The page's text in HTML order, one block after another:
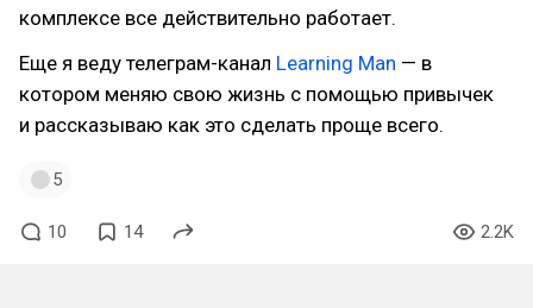
комплексе все действительно работает.
Еще я веду телеграм-канал Learning Man — в
котором меняю свою жизнь с помощью привычек
и рассказываю как это сделать проще всего.
5
10 14 2.2K